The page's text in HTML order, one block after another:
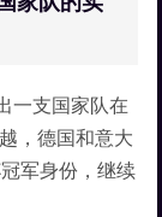
一支国家队在
，德国和意大
军身份，继续